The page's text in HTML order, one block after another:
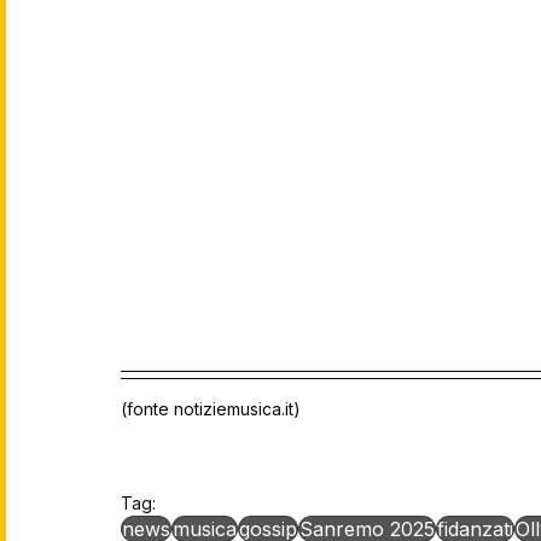
(fonte notiziemusica.it)
Tag:
newsmusicagossipSanremo 2025fidanzati